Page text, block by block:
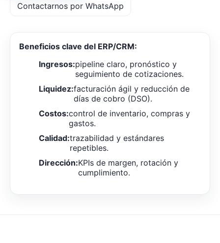
Contactarnos por WhatsApp
Beneficios clave del ERP/CRM:
Ingresos:pipeline claro, pronóstico y
seguimiento de cotizaciones.
Liquidez:facturación ágil y reducción de
días de cobro (DSO).
Costos:control de inventario, compras y
gastos.
Calidad:trazabilidad y estándares
repetibles.
Dirección:KPIs de margen, rotación y
cumplimiento.